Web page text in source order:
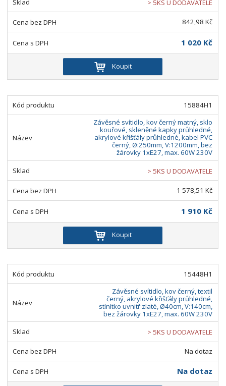
> 5KS U DODAVATELE
842,98 Kč
1 020 Kč
Koupit
15884H1
Závěsné svítidlo, kov černý matný, sklo
kouřové, skleněné kapky průhledné,
akrylové křišťály průhledné, kabel PVC
černý, Ø:250mm, V:1200mm, bez
žárovky 1xE27, max. 60W 230V
> 5KS U DODAVATELE
1 578,51 Kč
1 910 Kč
Koupit
15448H1
Závěsné svítidlo, kov černý, textil
černý, akrylové křišťály průhledné,
stínítko uvnitř zlaté, Ø40cm, V:140cm,
bez žárovky 1xE27, max. 60W 230V
> 5KS U DODAVATELE
Na dotaz
Na dotaz